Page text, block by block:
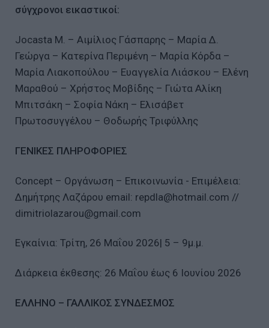
σύγχρονοι εικαστικοί:
Jocasta M. – Αιμίλιος Γάσπαρης – Μαρία Δ.
Γεώργα – Κατερίνα Περιμένη – Μαρία Κόρδα –
Μαρία Λιακοπούλου – Ευαγγελία Λιάσκου – Ελένη
Μαραθού – Χρήστος Μοβίδης – Γιώτα Αλίκη
Μπιτσάκη – Σοφία Νάκη – Ελισάβετ
Πρωτοσυγγέλου – Θοδωρής Τριφύλλης
ΓΕΝΙΚΕΣ ΠΛΗΡΟΦΟΡΙΕΣ
Concept – Οργάνωση – Επικοινωνία - Επιμέλεια:
Δημήτρης Λαζάρου email: repdla@hotmail.com //
dimitriolazarou@gmail.com
Εγκαίνια: Τρίτη, 26 Μαΐου 2026| 5 – 9μ.μ.
Διάρκεια έκθεσης: 26 Μαΐου έως 6 Ιουνίου 2026
ΕΛΛΗΝΟ – ΓΑΛΛΙΚΟΣ ΣΥΝΔΕΣΜΟΣ